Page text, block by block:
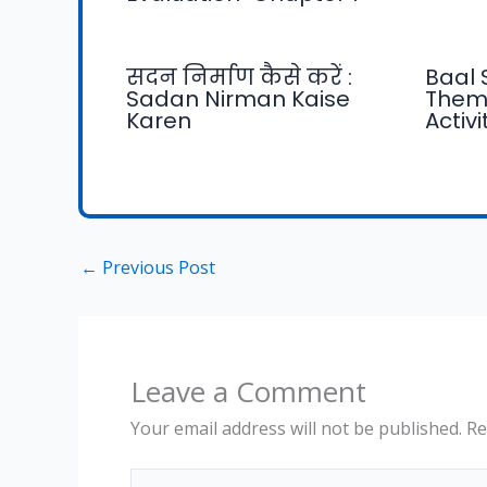
सदन निर्माण कैसे करें :
Sadan Nirman Kaise
Karen
Baal
← Previous Post
Leave a Comment
Your email address will not be published.